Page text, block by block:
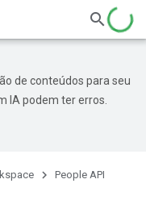
de conteúdos para seu
IA podem ter erros.
People API